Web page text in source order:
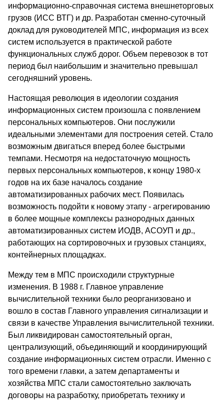
информационно-справочная система внешнеторговых
грузов (ИСС ВТГ) и др. Разработан сменно-суточный
доклад для руководителей МПС, информация из всех
систем используется в практической работе
функциональных служб дорог. Объем перевозок в тот
период был наибольшим и значительно превышал
сегодняшний уровень.
Настоящая революция в идеологии создания
информационных систем произошла с появлением
персональных компьютеров. Они послужили
идеальными элементами для построения сетей. Стало
возможным двигаться вперед более быстрыми
темпами. Несмотря на недостаточную мощность
первых персональных компьютеров, к концу 1980-х
годов на их базе началось создание
автоматизированных рабочих мест. Появилась
возможность подойти к новому этапу - агрегированию
в более мощные комплексы разнородных данных
автоматизированных систем ИОДВ, АСОУП и др.,
работающих на сортировочных и грузовых станциях,
контейнерных площадках.
Между тем в МПС происходили структурные
изменения. В 1988 г. Главное управление
вычислительной техники было реорганизовано и
вошло в состав Главного управления сигнализации и
связи в качестве Управления вычислительной техники.
Был ликвидирован самостоятельный орган,
централизующий, объединяющий и координирующий
создание информационных систем отрасли. Именно с
того времени главки, а затем департаменты и
хозяйства МПС стали самостоятельно заключать
договоры на разработку, приобретать технику и